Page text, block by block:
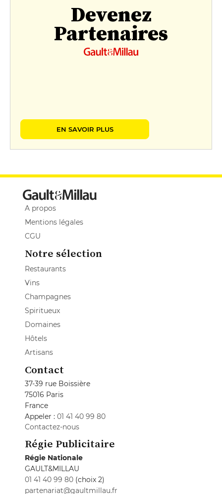
Devenez
Partenaires
EN SAVOIR PLUS
A propos
Mentions légales
CGU
Notre sélection
Restaurants
Vins
Champagnes
Spiritueux
Domaines
Hôtels
Artisans
Contact
37-39 rue Boissière
75016 Paris
France
Appeler : 01 41 40 99 80
Contactez-nous
Régie Publicitaire
Régie Nationale
GAULT&MILLAU
01 41 40 99 80 (choix 2)
partenariat@gaultmillau.fr